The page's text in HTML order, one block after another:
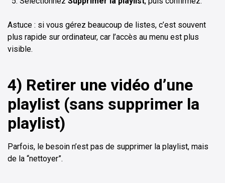
Astuce : si vous gérez beaucoup de listes, c’est souvent
plus rapide sur ordinateur, car l’accès au menu est plus
visible.
4) Retirer une vidéo d’une
playlist (sans supprimer la
playlist)
Parfois, le besoin n’est pas de supprimer la playlist, mais
de la “nettoyer”.